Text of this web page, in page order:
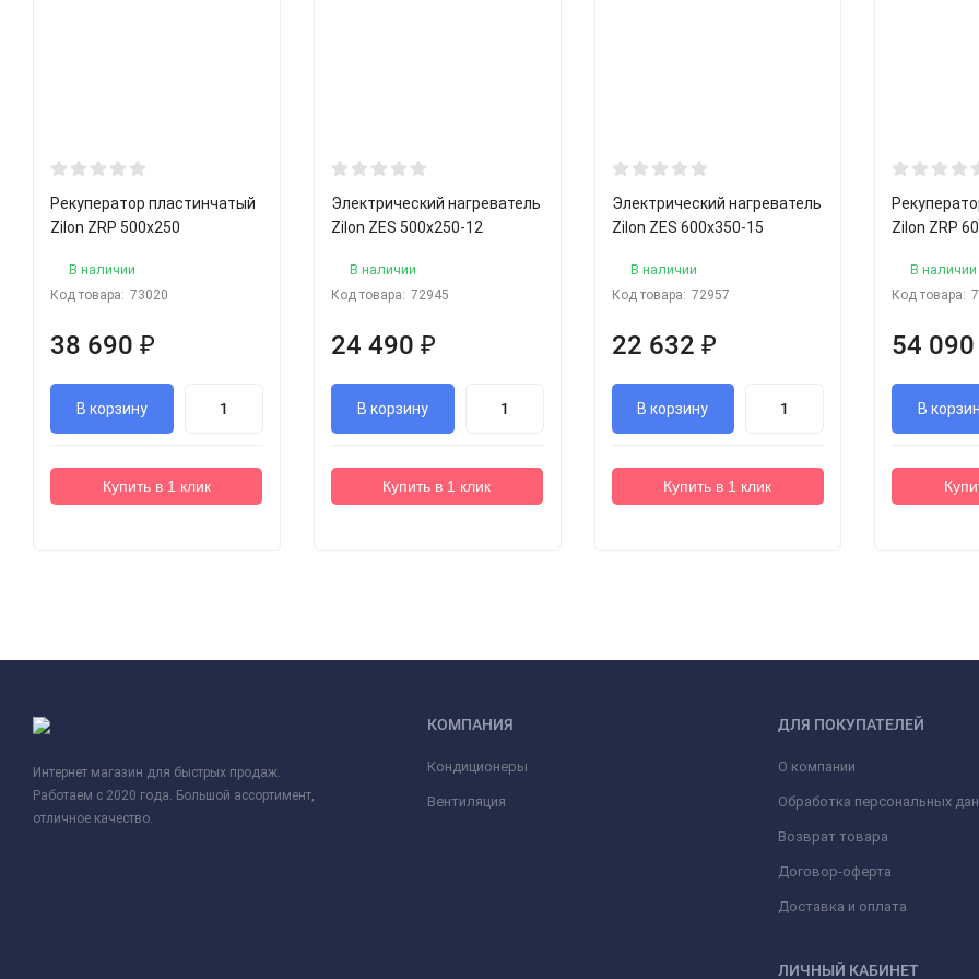
Рекуператор пластинчатый
Zilon ZRP 500x250
В наличии
Код товара: 73020
38 690 ₽
В корзину
Купить в 1 клик
Электрический нагреватель
Zilon ZES 500х250-12
В наличии
Код товара: 72945
24 490 ₽
В корзину
Купить в 1 клик
Электрический нагреватель
Zilon ZES 600x350-15
В наличии
Код товара: 72957
22 632 ₽
В корзину
Купить в 1 клик
Zilon ZRP
В наличии
Код товара:
54
В
Интернет магазин для быстрых продаж.
Работаем с 2020 года. Большой ассортимент,
отличное качество.
КОМПАНИЯ
Кондиционеры
Вентиляция
ДЛЯ ПОКУПАТЕЛЕЙ
О компании
Обработка персональных
Возврат товара
Договор-оферта
Доставка и оплата
ЛИЧНЫЙ КАБИНЕТ